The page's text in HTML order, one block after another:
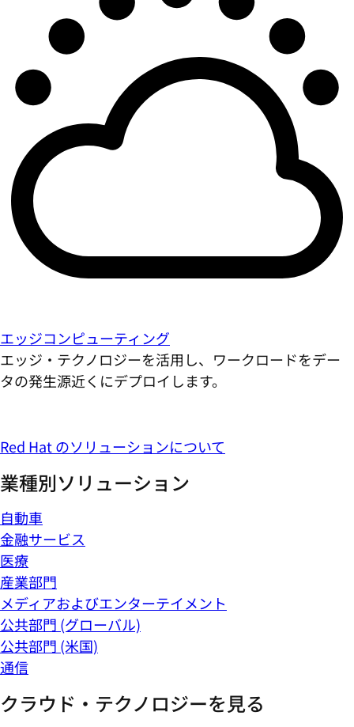
エッジコンピューティング
エッジ・テクノロジーを活用し、ワークロードをデー
タの発生源近くにデプロイします。
Red Hat のソリューションについて
業種別ソリューション
自動車
金融サービス
医療
産業部門
メディアおよびエンターテイメント
公共部門 (グローバル)
公共部門 (米国)
通信
クラウド・テクノロジーを見る